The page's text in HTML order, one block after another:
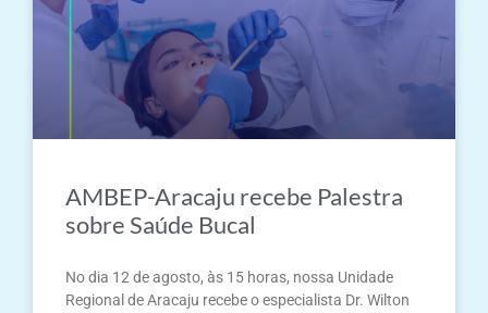
AMBEP-Aracaju recebe Palestra
sobre Saúde Bucal
No dia 12 de agosto, às 15 horas, nossa Unidade
Regional de Aracaju recebe o especialista Dr. Wilton